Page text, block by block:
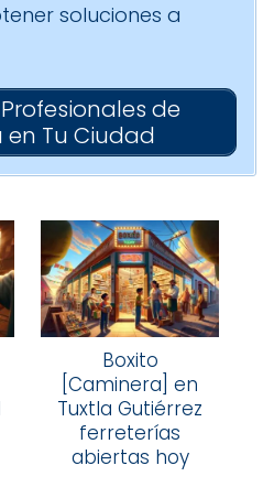
soluciones a
de
en Tu Ciudad
Boxito
[Caminera] en
Tuxtla Gutiérrez
ferreterías
abiertas hoy